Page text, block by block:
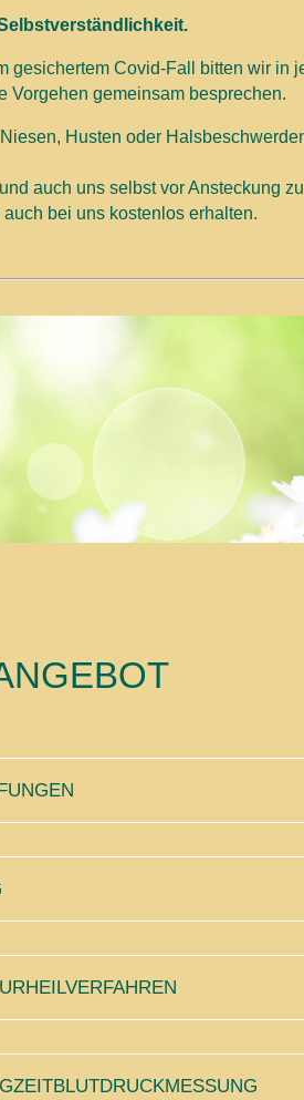
gesichertem Covid-Fall bitten wir in
Vorgehen gemeinsam besprechen.
Husten oder
auch uns selbst vor Ansteckung
bei uns kostenlos erhalten.